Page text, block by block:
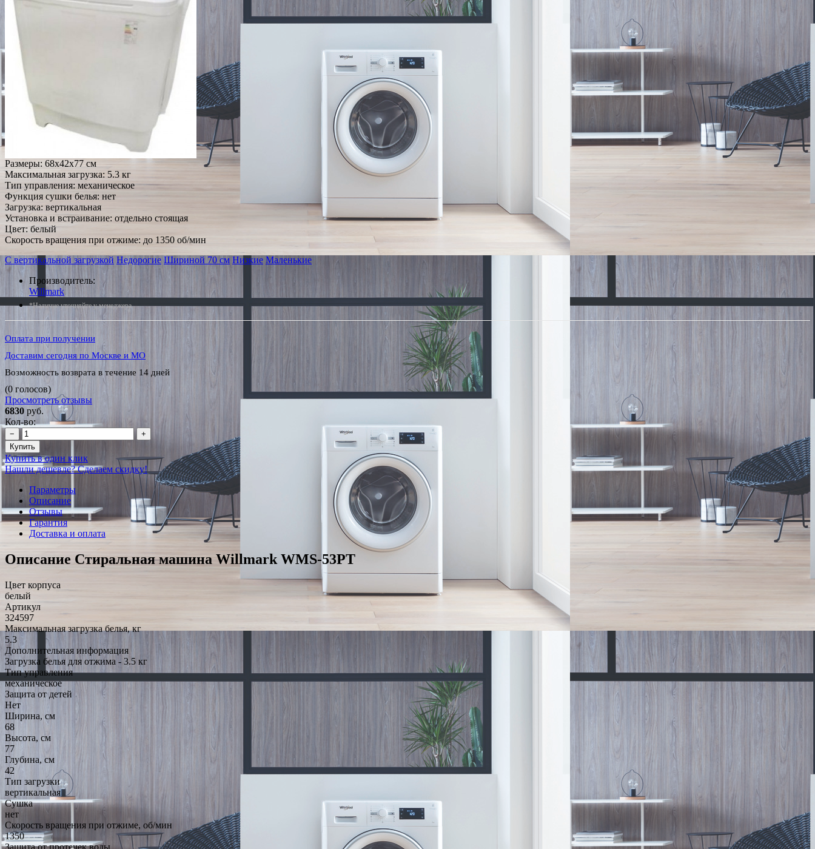
Размеры: 68x42x77 см
Максимальная загрузка: 5.3 кг
Тип управления: механическое
Функция сушки белья: нет
Загрузка: вертикальная
Установка и встраивание: отдельно стоящая
Цвет: белый
Скорость вращения при отжиме: до 1350 об/мин
С вертикальной загрузкой Недорогие Шириной 70 см Низкие Маленькие
Производитель:
Willmark
*Наличие уточняйте у менеджера
Оплата при получении
Доставим сегодня по Москве и МО
Возможность возврата в течение 14 дней
(0 голосов)
Просмотреть отзывы
6830 руб.
Кол-во:
−
+
Купить
Купить в один клик
Нашли дешевле? Сделаем скидку!
Параметры
Описание
Отзывы
Гарантия
Доставка и оплата
Описание Стиральная машина Willmark WMS-53PT
Цвет корпуса
белый
Артикул
324597
Максимальная загрузка белья, кг
5.3
Дополнительная информация
Загрузка белья для отжима - 3.5 кг
Тип управления
механическое
Защита от детей
Нет
Ширина, см
68
Высота, см
77
Глубина, см
42
Тип загрузки
вертикальная
Сушка
нет
Скорость вращения при отжиме, об/мин
1350
Защита от протечек воды